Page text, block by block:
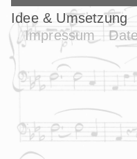
Idee & Umsetzung
Impressum